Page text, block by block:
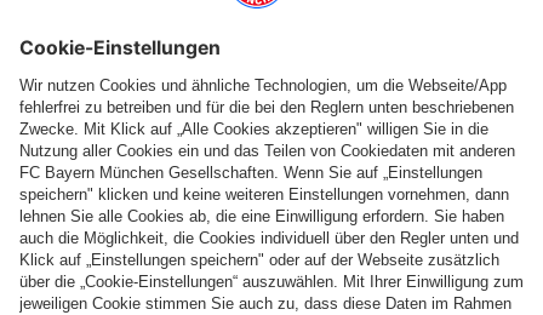
LEUPOLZ, WÖRLE, KÖHL
Einst verboten, längst etabliert: Gespräch über
3 Generationen Frauenfußball
PARTNER